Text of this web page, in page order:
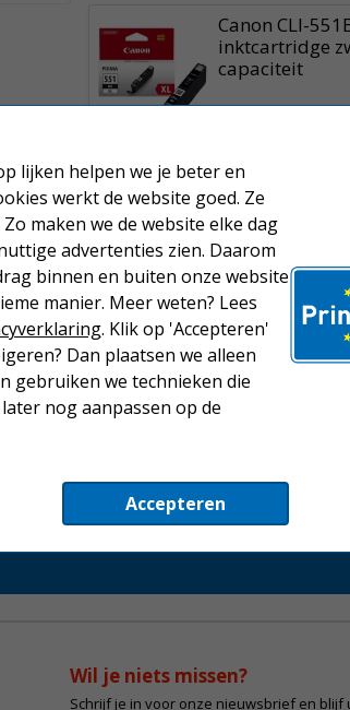
Canon CLI-
inktcartridge
capaciteit
Canon CLI-551C
inktcartridge
capaciteit
20,50
Canon CLI-
inktcartridge
capaciteit
20,50
Wil je niets missen?
Schrijf je in voor onze nieuwsbrief en
lijken helpen we je beter en
werkt de website goed. Ze
maken we de website elke dag
advertenties zien. Daarom
binnen en buiten onze website
manier. Meer weten? Lees
. Klik op 'Accepteren'
Dan plaatsen we alleen
gebruiken we technieken die
nog aanpassen op de
Accepteren